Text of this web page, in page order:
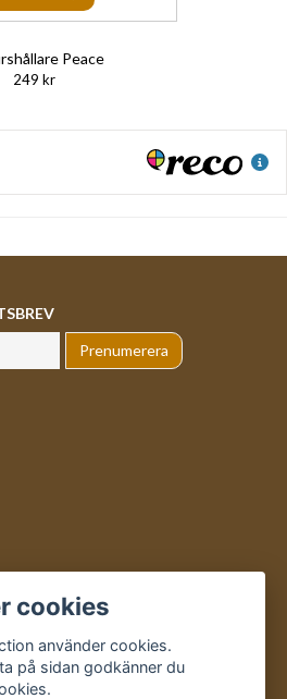
Peace
249 kr
Prenumerera
cookies
använder cookies.
på sidan godkänner du